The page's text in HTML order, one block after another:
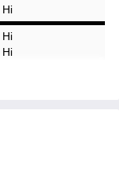
Ні
Ні
Ні